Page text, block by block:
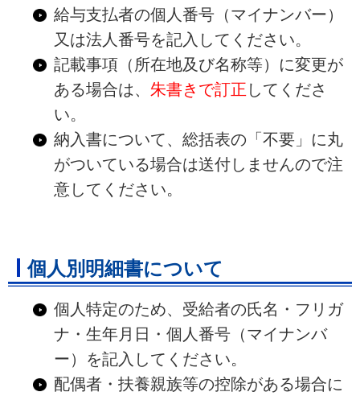
給与支払者の個人番号（マイナンバー）
又は法人番号を記入してください。
記載事項（所在地及び名称等）に変更が
ある場合は、 朱書きで訂正 してくださ
い。
納入書について、総括表の「不要」に丸
がついている場合は送付しませんので注
意してください。
個人別明細書について
個人特定のため、受給者の氏名・フリガ
ナ・生年月日・個人番号（マイナンバ
ー）を記入してください。
配偶者・扶養親族等の控除がある場合に